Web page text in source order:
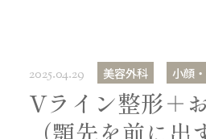
2025.04.29 美容外科 小顔
Vライン整形＋
（顎先を前に